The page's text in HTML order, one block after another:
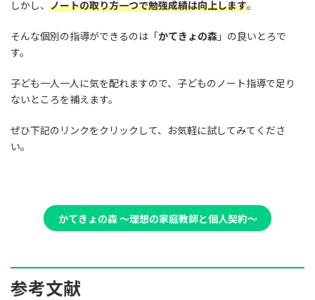
しかし、 ノートの取り方一つで勉強成績は向上します。
そんな個別の指導ができるのは「かてきょの森 」の良いとろで
す。
子ども一人一人に気を配れますので、子どものノート指導で足り
ないところを補えます。
ぜひ下記のリンクをクリックして、お気軽に試してみてくださ
い。
かてきょの森 〜理想の家庭教師と個人契約〜
参考文献